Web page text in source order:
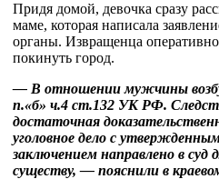
Придя домой, девочка сразу
маме, которая написала
органы. Извращенца
покинуть город.
— В отношении мужчины
п.«б» ч.4 ст.132 УК РФ.
достаточная
уголовное дело с
заключением направлено в суд
существу, — пояснили в